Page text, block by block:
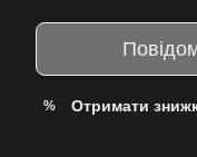
% Отримати